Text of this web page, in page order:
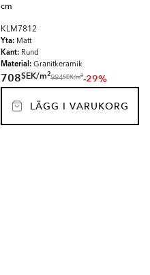
cm
KLM7812
Yta: Matt
Kant: Rund
Material: Granitkeramik
708SEK/m2
994SEK/m2-29%
LÄGG I VARUKORG